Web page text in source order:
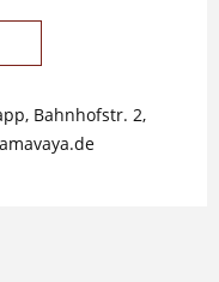
Bahnhofstr. 2,